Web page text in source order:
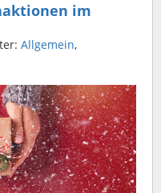
im
Allgemein,